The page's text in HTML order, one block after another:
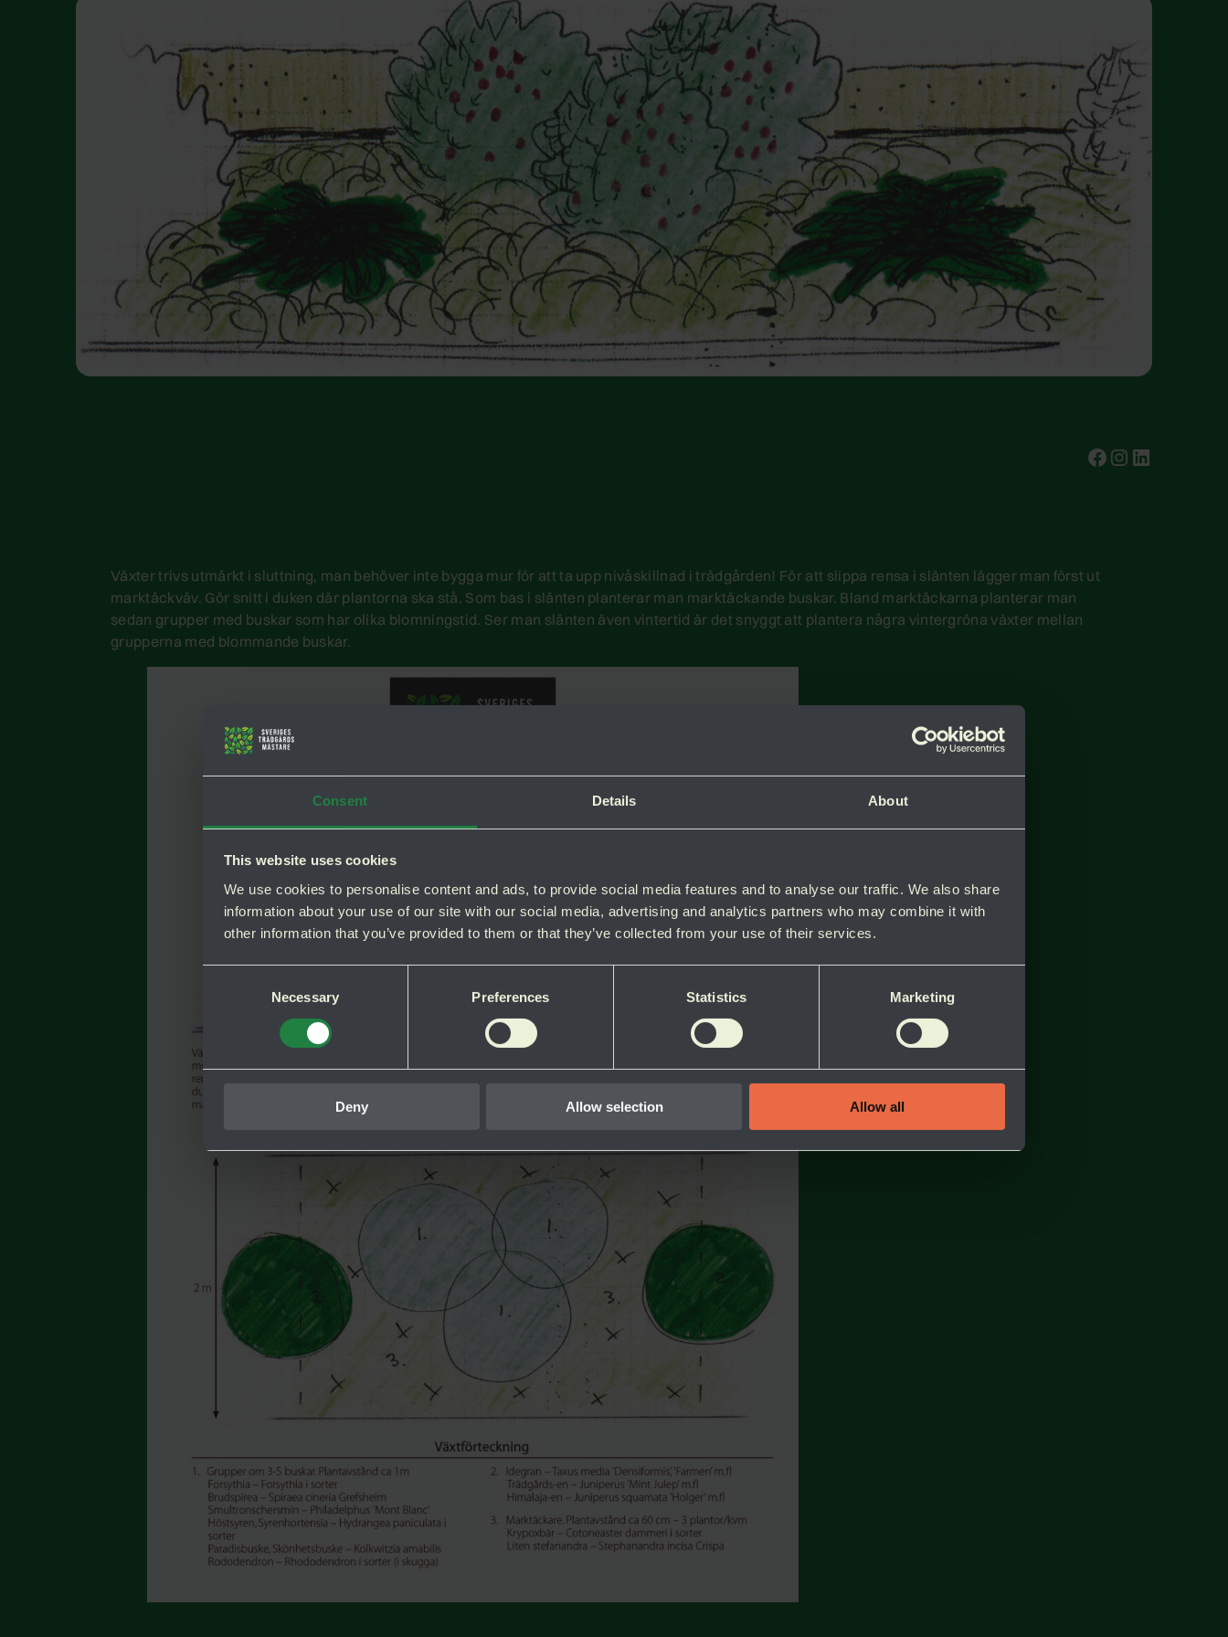
Consent Details About
This website uses cookies
We use cookies to personalise content and ads, to provide social media features and to analyse our traffic. We also share
information about your use of our site with our social media, advertising and analytics partners who may combine it with
other information that you’ve provided to them or that they’ve collected from your use of their services.
Necessary Preferences Statistics Marketing
Deny Allow selection Allow all
testInstagram
test
Växter trivs utmärkt i sluttning, man behöver inte bygga mur för att ta upp nivåskillnad i trädgården! För att slippa rensa i slänten lägger man först ut
marktäckväv. Gör snitt i duken där plantorna ska stå. Som bas i slänten planterar man marktäckande buskar. Bland marktäckarna planterar man
sedan grupper med buskar som har olika blomningstid. Ser man slänten även vintertid är det snyggt att plantera några vintergröna växter mellan
grupperna med blommande buskar.